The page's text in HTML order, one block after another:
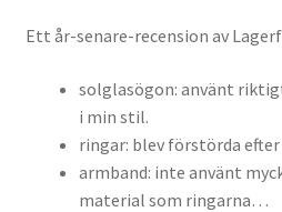
Ett år-senare-recension av
solglasögon: använt
i min stil.
ringar: blev förstörda
armband: inte använt
material som ringarna…